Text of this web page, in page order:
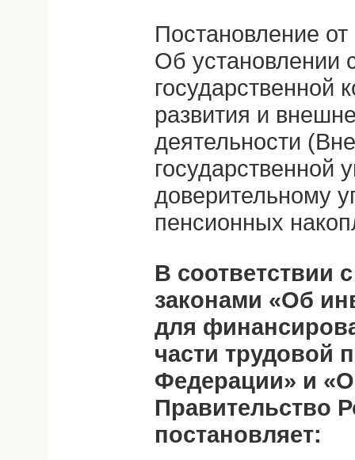
Постановление
Об установлении
государственной
развития и
деятельности
государственной
доверительному
пенсионных
В соответствии
законами «Об
для
части трудовой
Федерации» и
Правительство
постановляет: